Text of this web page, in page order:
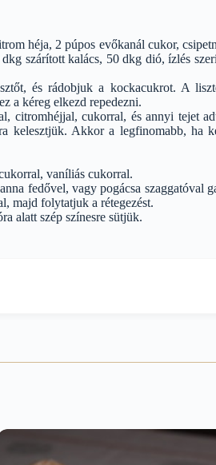
héja, 2 púpos evőkanál cukor,
szárított kalács, 50 dkg dió, ízlés
és rádobjuk a kockacukrot. A
a kéreg elkezd repedezni.
citromhéjjal, cukorral, és annyi tejet
Akkor a legfinomabb, ha
vaníliás cukorral.
fedővel, vagy pogácsa szaggatóval
majd folytatjuk a rétegezést.
alatt szép színesre sütjük.